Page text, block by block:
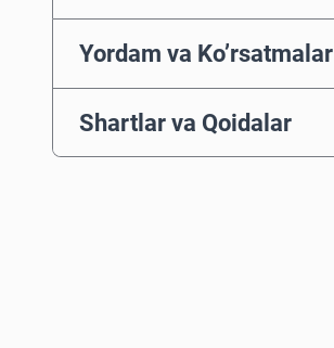
Yordam va Ko’rsatmalar
Shartlar va Qoidalar